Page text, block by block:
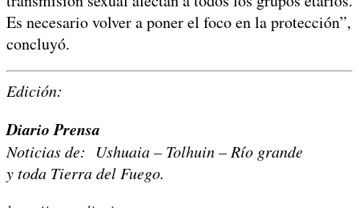
Es necesario volver a poner el foco en la protección”,
concluyó.
Edición:
Diario Prensa
Noticias de: Ushuaia – Tolhuin – Río grande
y toda Tierra del Fuego.